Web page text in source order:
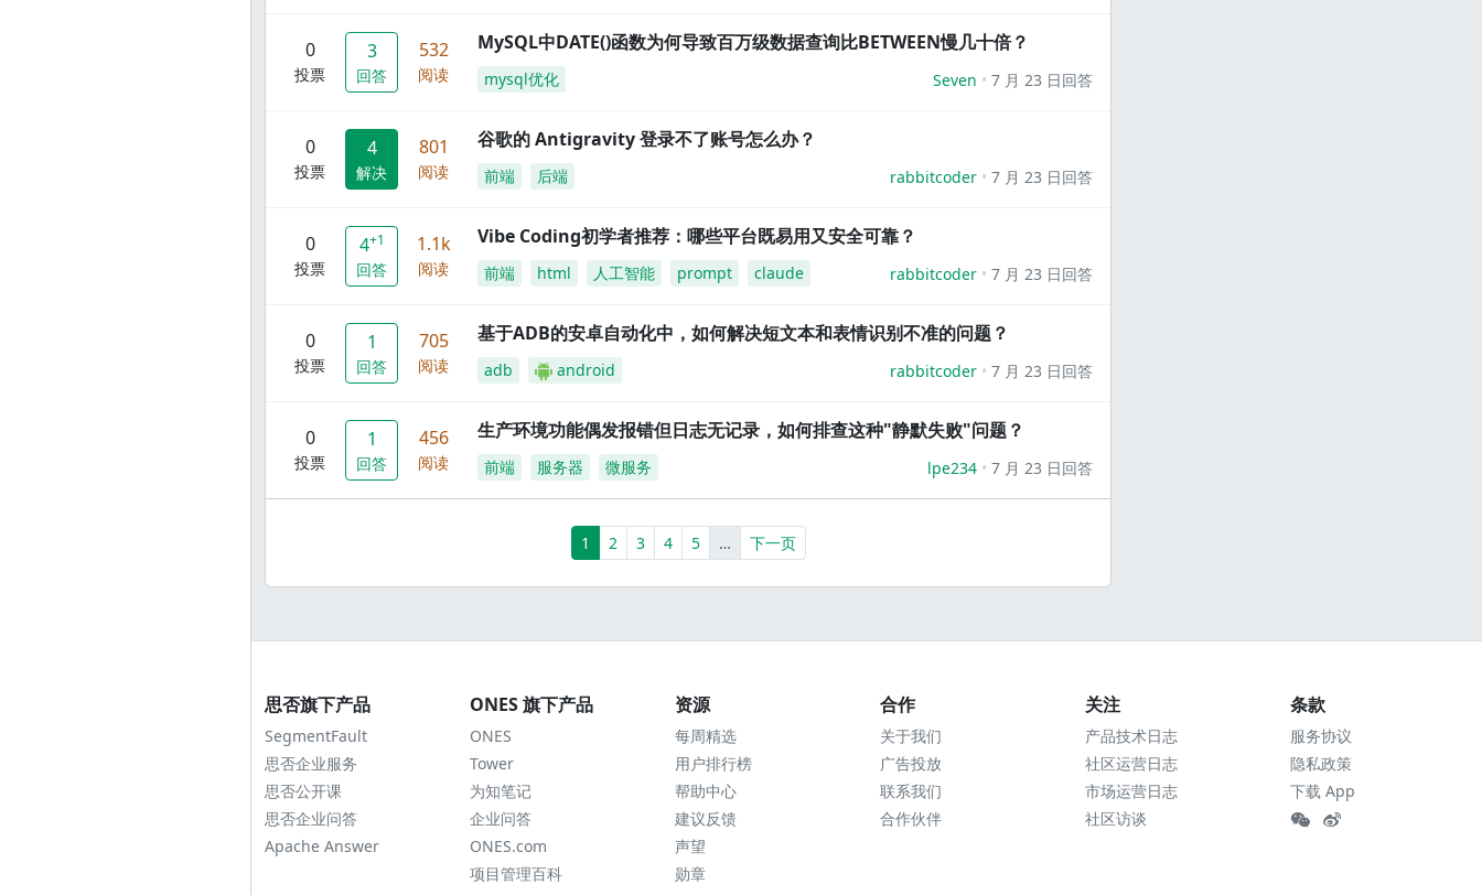
0
投票
3
回答
532
阅读
MySQL中DATE()函数为何导致百万级数据查询比BETWEEN慢几十倍？
mysql优化 Seven 7 月 23 日回答
0
投票
4
解决
801
阅读
谷歌的 Antigravity 登录不了账号怎么办？
前端 后端 rabbitcoder 7 月 23 日回答
0
投票
4+1
回答
1.1k
阅读
Vibe Coding初学者推荐：哪些平台既易用又安全可靠？
前端 html 人工智能 prompt claude rabbitcoder 7 月 23 日回答
0
投票
1
回答
705
阅读
基于ADB的安卓自动化中，如何解决短文本和表情识别不准的问题？
adb android rabbitcoder 7 月 23 日回答
0
投票
1
回答
456
阅读
生产环境功能偶发报错但日志无记录，如何排查这种"静默失败"问题？
前端 服务器 微服务 lpe234 7 月 23 日回答
1 (current)
2 3 4 5 …More下一页
思否旗下产品
SegmentFault
思否企业服务
思否公开课
思否企业问答
Apache Answer
ONES 旗下产品
ONES
Tower
为知笔记
企业问答
ONES.com
项目管理百科
资源
每周精选
用户排行榜
帮助中心
建议反馈
声望
勋章
合作
关于我们
广告投放
联系我们
合作伙伴
关注
产品技术日志
社区运营日志
市场运营日志
社区访谈
条款
服务协议
隐私政策
下载 App